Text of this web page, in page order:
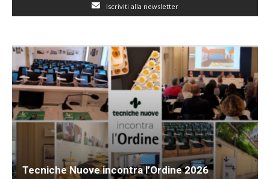
Iscriviti alla newsletter
Tecniche Nuove incontra l’Ordine 2026